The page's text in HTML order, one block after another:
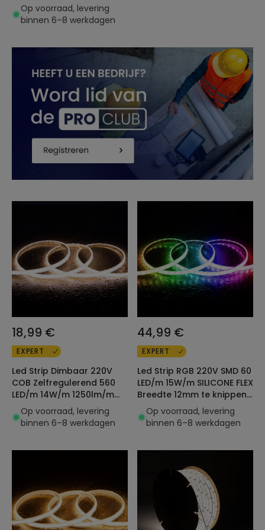
SILICONE FLEX Breedte
12mm te knippen 10cm
Op voorraad, levering
binnen 6–8 werkdagen
18,99 €
EXPERT
Led Strip Dimbaar 220V
COB Zelfregulerend 560
LED/m 14W/m 1250lm/m
SILICONE FLEX Ic-2p
Breedte 10mm te knippen
Op voorraad, levering
binnen 6–8 werkdagen
44,99 €
EXPERT
Led Strip RGB 220V SMD 60
LED/m 15W/m SILICONE FLEX
Breedte 12mm te knippen
om de 100cm IP67 met
afstandbediening Op
Op voorraad, levering
binnen 6–8 werkdagen